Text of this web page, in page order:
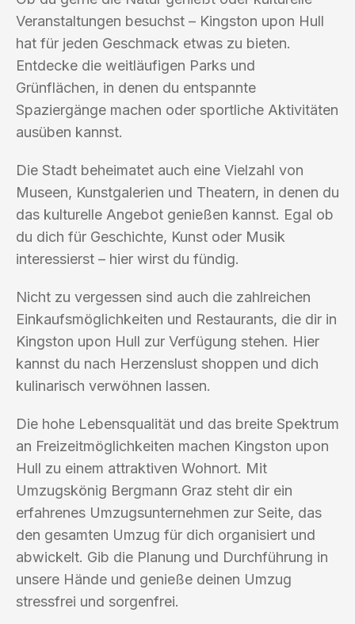
Veranstaltungen besuchst – Kingston upon Hull
hat für jeden Geschmack etwas zu bieten.
Entdecke die weitläufigen Parks und
Grünflächen, in denen du entspannte
Spaziergänge machen oder sportliche Aktivitäten
ausüben kannst.
Die Stadt beheimatet auch eine Vielzahl von
Museen, Kunstgalerien und Theatern, in denen du
das kulturelle Angebot genießen kannst. Egal ob
du dich für Geschichte, Kunst oder Musik
interessierst – hier wirst du fündig.
Nicht zu vergessen sind auch die zahlreichen
Einkaufsmöglichkeiten und Restaurants, die dir in
Kingston upon Hull zur Verfügung stehen. Hier
kannst du nach Herzenslust shoppen und dich
kulinarisch verwöhnen lassen.
Die hohe Lebensqualität und das breite Spektrum
an Freizeitmöglichkeiten machen Kingston upon
Hull zu einem attraktiven Wohnort. Mit
Umzugskönig Bergmann Graz steht dir ein
erfahrenes Umzugsunternehmen zur Seite, das
den gesamten Umzug für dich organisiert und
abwickelt. Gib die Planung und Durchführung in
unsere Hände und genieße deinen Umzug
stressfrei und sorgenfrei.